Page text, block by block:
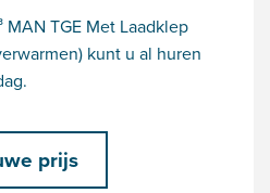
MAN TGE Met Laadklep
kunt u al huren
prijs